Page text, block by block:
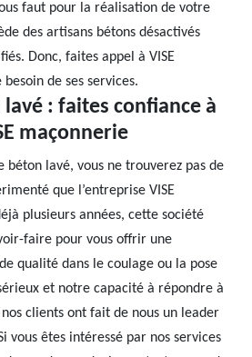
faut pour la réalisation de votre
des artisans bétons désactivés
Donc, faites appel à VISE
de ses services.
lavé : faites confiance à
maçonnerie
béton lavé, vous ne trouverez pas de
que l’entreprise VISE
plusieurs années, cette société
faire pour vous offrir une
qualité dans le coulage ou la pose
et notre capacité à répondre à
clients ont fait de nous un leader
vous êtes intéressé par nos services